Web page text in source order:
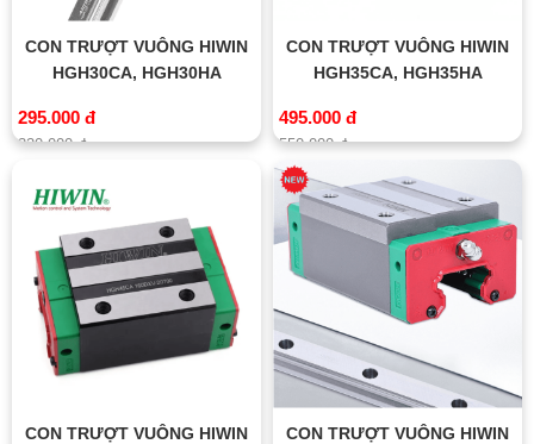
CON TRƯỢT VUÔNG HIWIN
HGH30CA, HGH30HA
295.000 đ
320.000 đ
CON TRƯỢT VUÔNG HIWIN
HGH35CA, HGH35HA
495.000 đ
550.000 đ
CON TRƯỢT VUÔNG HIWIN
CON TRƯỢT VUÔNG HIWIN